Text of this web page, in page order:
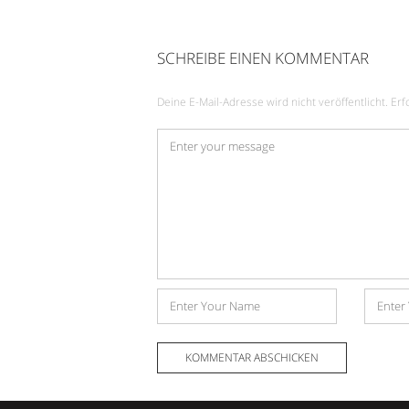
SCHREIBE EINEN KOMMENTAR
Deine E-Mail-Adresse wird nicht veröffentlicht.
Kommentar
Name
Mail-